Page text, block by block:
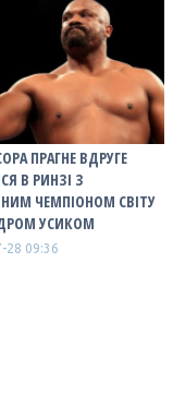
ПРАГНЕ ВДРУГЕ
В РИНЗІ З
ЧЕМПІОНОМ СВІТУ
УСИКОМ
28 09:36